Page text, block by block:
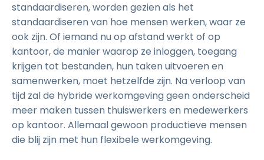
standaardiseren, worden gezien als het
standaardiseren van hoe mensen werken, waar ze
ook zijn. Of iemand nu op afstand werkt of op
kantoor, de manier waarop ze inloggen, toegang
krijgen tot bestanden, hun taken uitvoeren en
samenwerken, moet hetzelfde zijn. Na verloop van
tijd zal de hybride werkomgeving geen onderscheid
meer maken tussen thuiswerkers en medewerkers
op kantoor. Allemaal gewoon productieve mensen
die blij zijn met hun flexibele werkomgeving.